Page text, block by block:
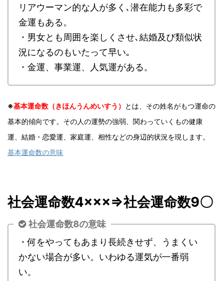
リアウーマン的な人が多く､潜在能力も多彩で
金運もある。
・男女とも周囲を楽しくさせ､結婚及び類似状
況になるのもいたって早い｡
・金運、事業運、人気運がある。
※基本運命数（きほんうんめいすう） とは、その姓名がもつ運命の
基本的傾向です。その人の運勢の強弱、関わっていくもの健康
運、結婚・恋愛運、家庭運、相性などの身辺的状況を現します。
基本運命数の意味
社会運命数4×××⇒社会運命数9〇
社会運命数8の意味
・何をやってもあまり長続きせず、うまくい
かない場合が多い。いわゆる運気が一番弱
い。